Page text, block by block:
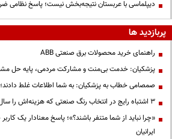
دیپلماسی با عربستان نتیجه‌بخش نیست؛ پاسخ نظامی
پربازدید ها
راهنمای خرید محصولات برق صنعتی ABB
پزشکیان: خدمت بی‌منت و مشارکت مردمی، پایه حل
صمصامی خطاب به پزشکیان: به شما اطلاعات غلط
3 اشتباه رایج در انتخاب رنگ صنعتی که هزینه‌اش را سال‌ها می‌پردازید...
«چرا نباید از شما متنفر باشند؟»؛ پاسخ معنادار یک
ایرانیان